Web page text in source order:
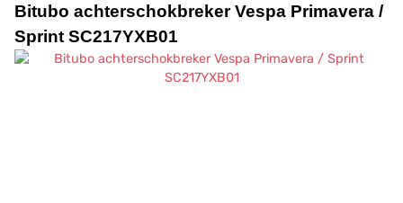
Bitubo achterschokbreker Vespa Primavera /
Sprint SC217YXB01